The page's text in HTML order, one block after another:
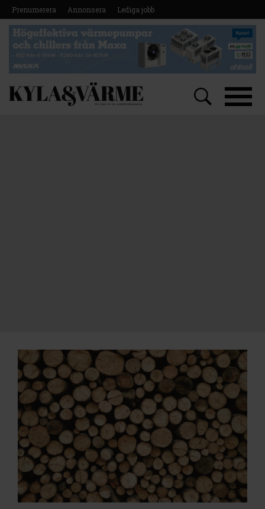
Prenumerera Annonsera Lediga jobb